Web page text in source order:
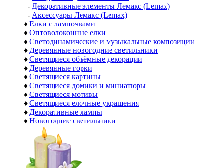
- Декоративные элементы Лемакс (Lemax)
- Аксессуары Лемакс (Lemax)
♦ Елки с лампочками
♦ Оптоволоконные елки
♦ Светодинамические и музыкальные композиции
♦ Деревянные новогодние светильники
♦ Светящиеся объёмные декорации
♦ Деревянные горки
♦ Светящиеся картины
♦ Светящиеся домики и миниатюры
♦ Светящиеся мотивы
♦ Светящиеся елочные украшения
♦ Декоративные лампы
♦ Новогодние светильники